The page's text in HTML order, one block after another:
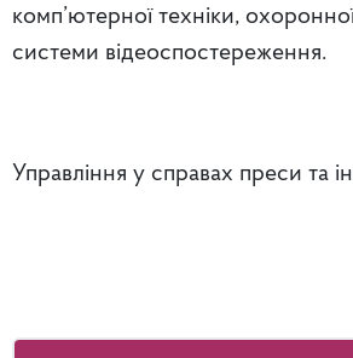
комп’ютерної техніки, охоронної
системи відеоспостереження.
Управління у справах преси та